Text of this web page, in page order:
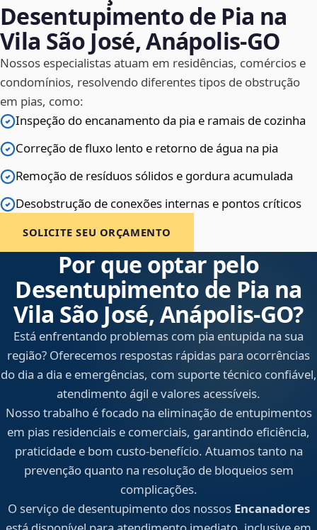
Desentupimento de Pia na
Vila São José, Anápolis‑GO
Nossos especialistas atuam em residências, comércios e
condomínios, resolvendo diferentes tipos de obstrução
em pias, como:
Inspeção do encanamento da pia e ramais de cozinha
Correção de fluxo lento e retorno de água na pia
Remoção de resíduos sólidos e gordura acumulada
Desobstrução de conexões internas e pontos críticos
SOLICITE SEU ORÇAMENTO
Por que optar pelo
Desentupimento de Pia na
Vila São José, Anápolis‑GO?
Está enfrentando problemas com pia entupida na sua
região? Oferecemos respostas rápidas para ocorrências
do dia a dia e emergências, com suporte técnico confiável,
atendimento ágil e valores acessíveis.
Nosso trabalho é focado na eliminação de entupimentos
em pias residenciais e comerciais, garantindo eficiência,
praticidade e bom custo-benefício. Atuamos tanto na
prevenção quanto na resolução de bloqueios sem
complicações.
O serviço de desentupimento dos nossos Encanadores